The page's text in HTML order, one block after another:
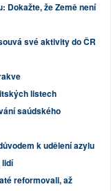
Dokažte, že Země není
své aktivity do ČR
listech
saúdského
k udělení azylu
lidí
reformovali, až